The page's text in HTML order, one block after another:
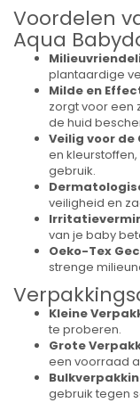
Voordelen
Aqua
plantaardige
Milde en
zorgt voor een
de huid
Veilig voor de
en
gebruik.
veiligheid en
van je baby
Oeko-Tex
strenge
Kleine
te proberen.
Grote
een voorraad
gebruik tegen